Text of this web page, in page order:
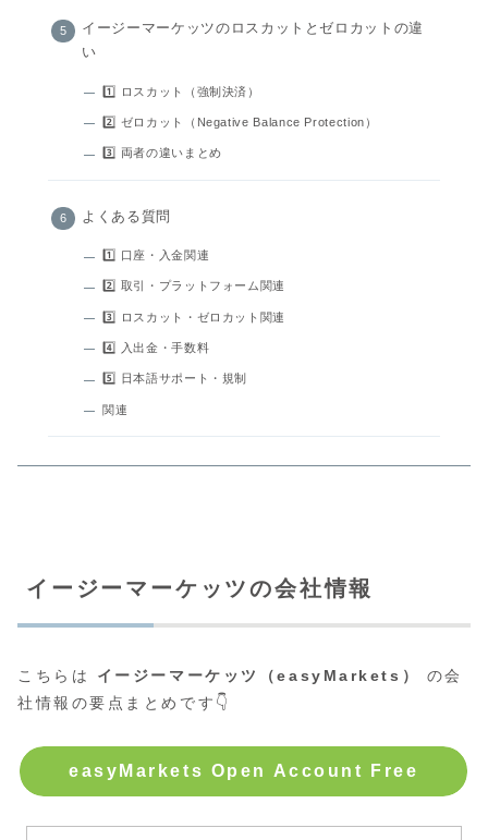
イージーマーケッツのロスカットとゼロカットの違
い
1️⃣ ロスカット（強制決済）
2️⃣ ゼロカット（Negative Balance Protection）
3️⃣ 両者の違いまとめ
よくある質問
1️⃣ 口座・入金関連
2️⃣ 取引・プラットフォーム関連
3️⃣ ロスカット・ゼロカット関連
4️⃣ 入出金・手数料
5️⃣ 日本語サポート・規制
関連
イージーマーケッツの会社情報
こちらは イージーマーケッツ（easyMarkets）
の会
社情報の要点まとめです👇
easyMarkets Open Account Free